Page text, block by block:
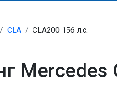
CLA CLA200 156 л.с.
Mercedes